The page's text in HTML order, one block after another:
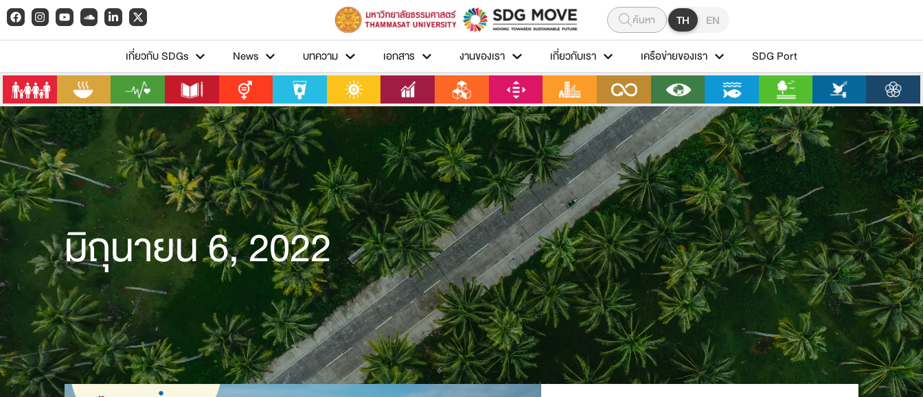
ค้นหา TH EN
เกี่ยวกับ SDGs News บทความ เอกสาร งานของเรา เกี่ยวกับเรา เครือข่ายของเรา SDG Port
มิถุนายน 6, 2022